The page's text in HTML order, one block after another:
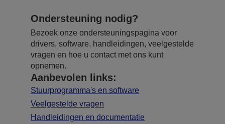
Ondersteuning nodig?
Bezoek onze ondersteuningspagina voor
drivers, software, handleidingen, veelgestelde
vragen en hoe u contact met ons kunt
opnemen.
Aanbevolen links:
Stuurprogramma's en software
Veelgestelde vragen
Handleidingen en documentatie